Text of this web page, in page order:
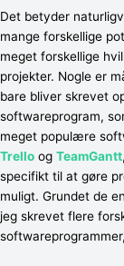
Det betyder
mange forskellige
meget forskellige
projekter. Nogle er
bare bliver skrevet
softwareprogram,
meget populære
Trello og TeamGantt
specifikt til at gøre
muligt. Grundet de
jeg skrevet flere